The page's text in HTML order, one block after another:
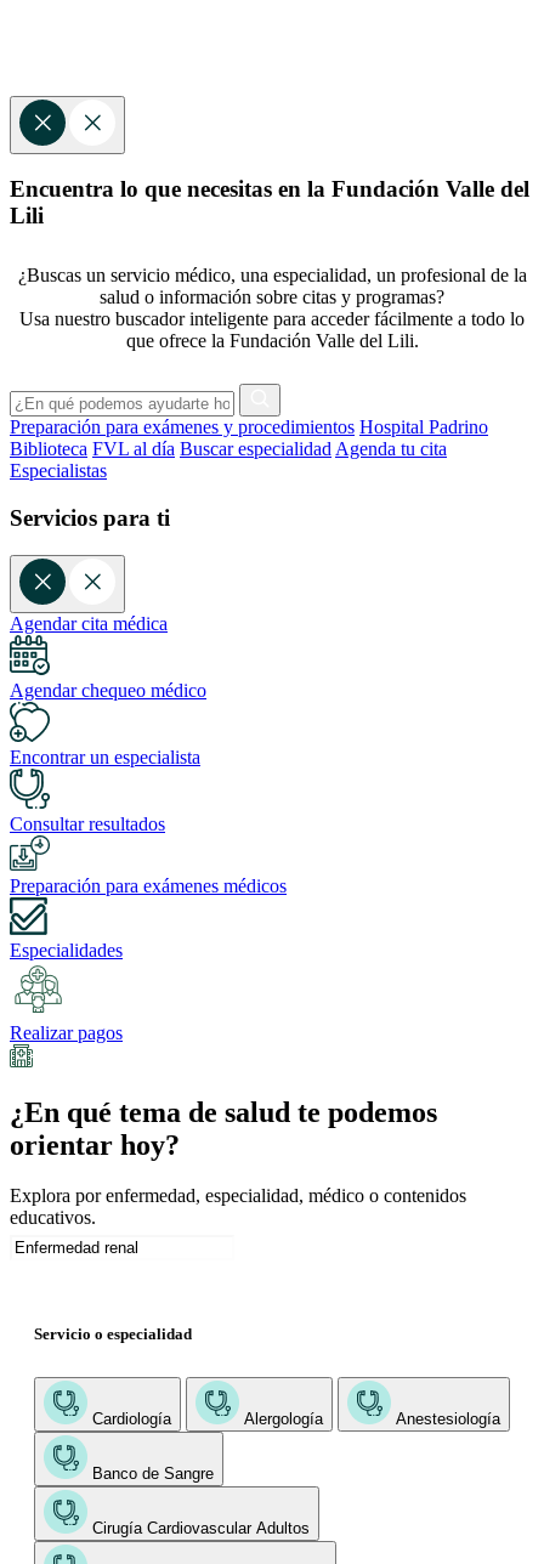
Encuentra lo que necesitas en la Fundación Valle del
Lili
¿Buscas un servicio médico, una especialidad, un profesional de la
salud o información sobre citas y programas?
Usa nuestro buscador inteligente para acceder fácilmente a todo lo
que ofrece la Fundación Valle del Lili.
Preparación para exámenes y procedimientos Hospital Padrino
Biblioteca FVL al día Buscar especialidad Agenda tu cita
Especialistas
Servicios para ti
Agendar cita médica
Agendar chequeo médico
Encontrar un especialista
Consultar resultados
Preparación para exámenes médicos
Especialidades
Realizar pagos
¿En qué tema de salud te podemos
orientar hoy?
Explora por enfermedad, especialidad, médico o contenidos
educativos.
Servicio o especialidad
Cardiología Alergología Anestesiología
Banco de Sangre
Cirugía Cardiovascular Adultos